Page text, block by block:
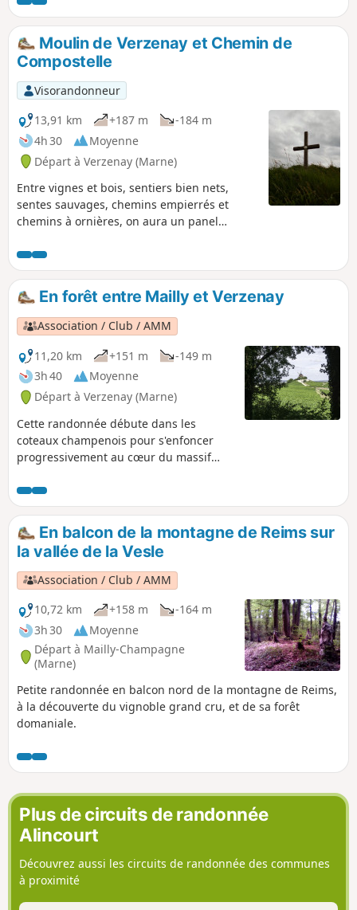
échauffement, on rencontrera la seule
difficulté de la promenade qui nous
hissera sur le plateau de la Montagne
de Reims où on évoluera ensuite
facilement tout le reste de la sortie.
Moulin de Verzenay et Chemin de
Compostelle
Visorandonneur
13,91 km
+187 m
-184 m
4h 30
Moyenne
Départ à Verzenay (Marne)
Entre vignes et bois, sentiers bien nets,
sentes sauvages, chemins empierrés et
chemins à ornières, on aura un panel
Champagne et on suivra même sur
quelques centaines de mètres une portion
du Chemin de Compostelle.
En forêt entre Mailly et Verzenay
Association / Club / AMM
11,20 km
+151 m
-149 m
3h 40
Moyenne
Départ à Verzenay (Marne)
Cette randonnée débute dans les
coteaux champenois pour s'enfoncer
progressivement au cœur du massif
des sentiers très agréables. La fin du
parcours redescend du plateau forestier
pour terminer sur l'ancien CBR (Chemin
de la Banlieue Rémoise) avec une jolie
vue sur le village de Verzenay et ses
coteaux.
En balcon de la montagne de Reims sur
la vallée de la Vesle
Association / Club / AMM
10,72 km
+158 m
-164 m
3h 30
Moyenne
Départ à Mailly-Champagne
(Marne)
Petite randonnée en balcon nord de la montagne de Reims,
à la découverte du vignoble grand cru, et de sa forêt
domaniale.
Plus de circuits de randonnée
Alincourt
Découvrez aussi les circuits de randonnée des communes
à proximité